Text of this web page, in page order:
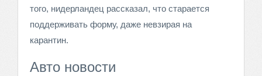
того, нидерландец рассказал, что старается
поддерживать форму, даже невзирая на
карантин.
Авто новости